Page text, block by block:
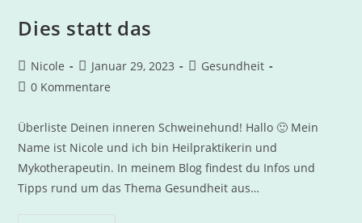
Dies statt das
Nicole Januar 29, 2023
Gesundheit
0 Kommentare
Überliste Deinen inneren Schweinehund! Hallo 🙂 Mein
Name ist Nicole und ich bin Heilpraktikerin und
Mykotherapeutin. In meinem Blog findest du Infos und
Tipps rund um das Thema Gesundheit aus…